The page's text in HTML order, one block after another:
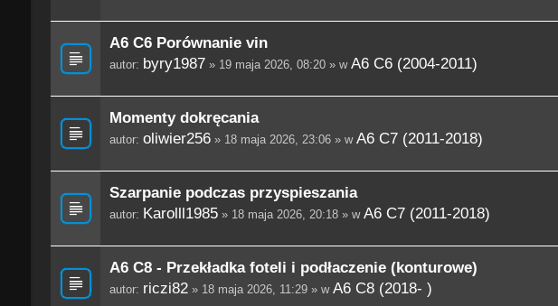
A6 C6 Porównanie vin
autor: byry1987 » 19 maja 2026, 08:20 » w A6 C6 (2004-2011)
Momenty dokręcania
autor: oliwier256» 18 maja 2026, 23:06 » w A6 C7 (2011-2018)
Szarpanie podczas przyspieszania
autor: Karolll1985» 18 maja 2026, 20:18 » w A6 C7 (2011-2018)
A6 C8 - Przekładka foteli i podłaczenie (konturowe)
autor: riczi82» 18 maja 2026, 11:29 » w A6 C8 (2018- )